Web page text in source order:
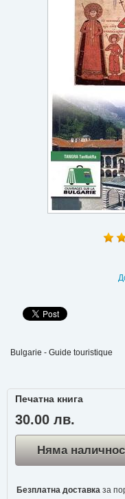
Регистрация
Bulgarie - Guide touristique
Печатна книга
30.00 лв.
Няма
Безплатна доставказа